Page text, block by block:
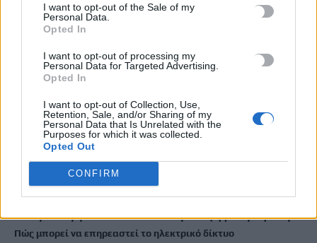
I want to opt-out of the Sale of my
Personal Data.
Opted In
I want to opt-out of processing my
Personal Data for Targeted Advertising.
Opted In
I want to opt-out of Collection, Use,
Retention, Sale, and/or Sharing of my
Personal Data that Is Unrelated with the
Purposes for which it was collected.
Opted Out
CONFIRM
του Πρέβελη
7 Αυγούστου, 2026
Σαουδική Αραβία, Τουρκία και Πακιστάν υπέγραψαν
7 Αυγούστου, 2026
Μύκητας-«εισβολέας» προκαλεί σοβαρές λοιμώξεις και είναι
ανθεκτικός στα φάρμακα – Ανησυχία στις ΗΠΑ
7 Αυγούστου, 2026
Ολική έκλειψη Ηλίου: Σε κατάσταση συναγερμού η Ευρώπη –
Πώς μπορεί να επηρεαστεί το ηλεκτρικό δίκτυο